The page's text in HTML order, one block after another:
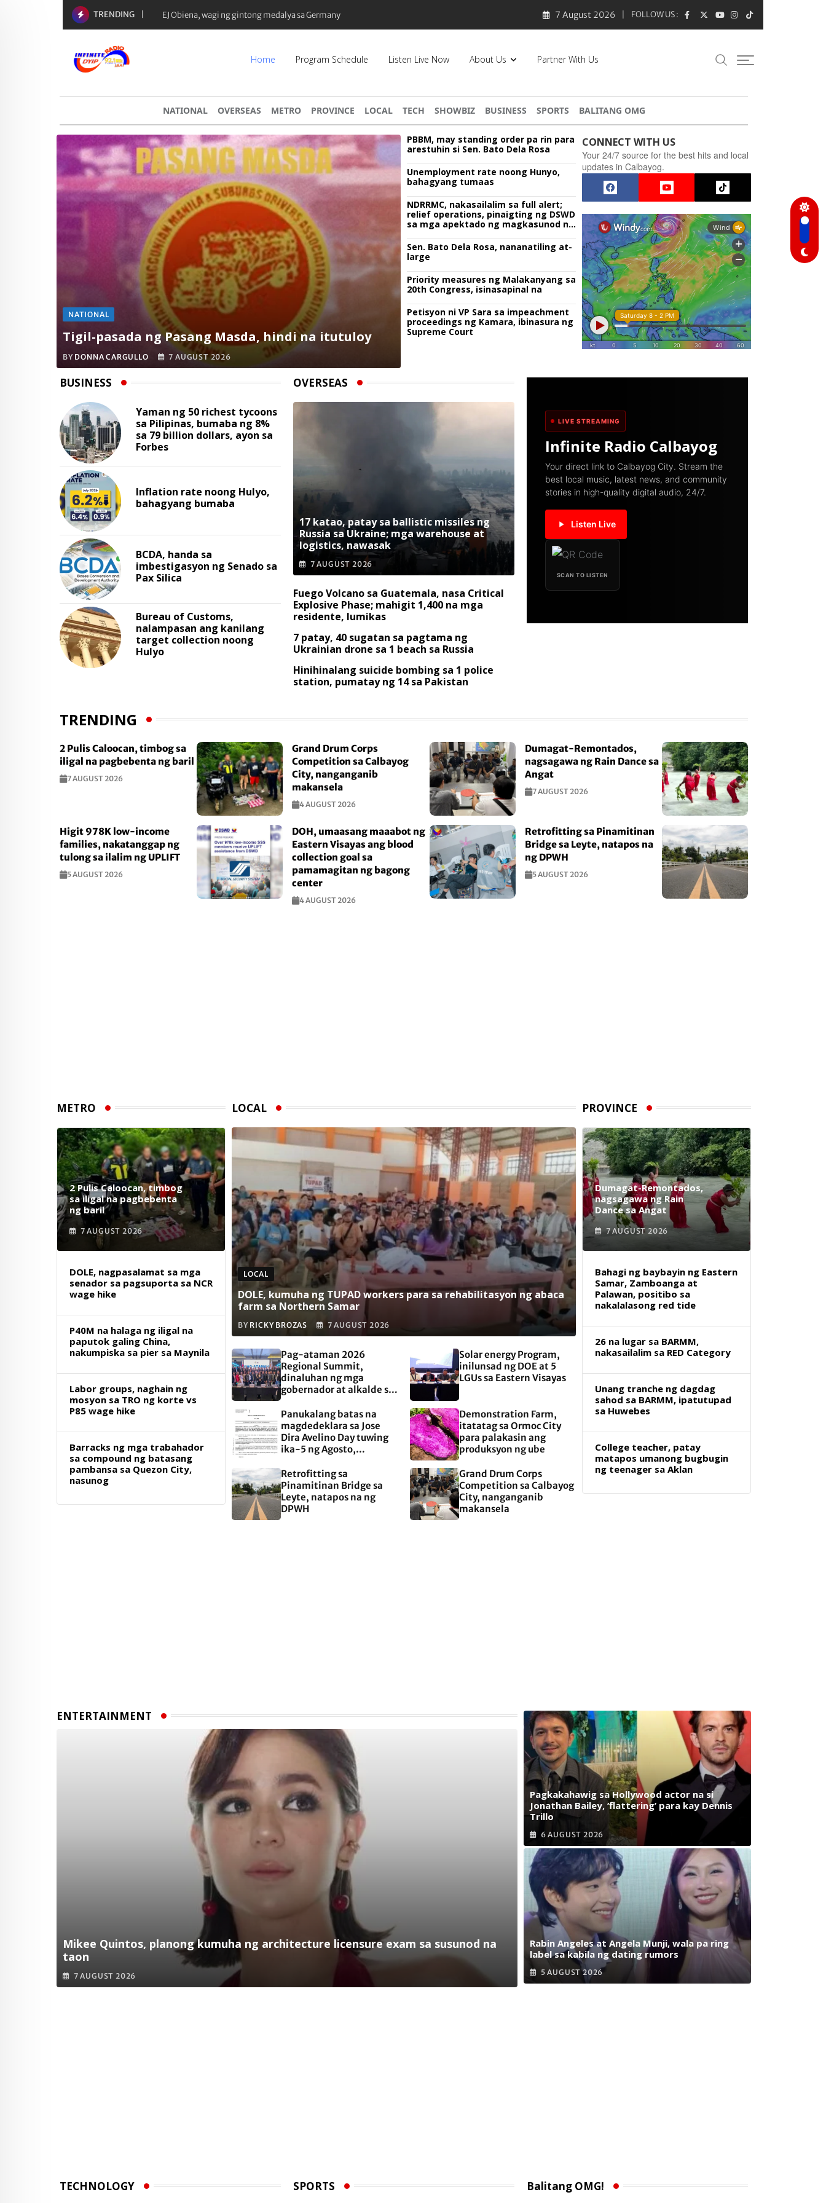
TRENDING Yaman ng 50 richest tycoons sa Pilipinas, bumaba ng 8% sa 79 billion dollars, ayon sa Forbes 7 August 2026 FOLLOW US :
Home Program Schedule Listen Live Now About Us Partner With Us
NATIONAL OVERSEAS METRO PROVINCE LOCAL TECH SHOWBIZ BUSINESS SPORTS BALITANG OMG
NATIONAL
Tigil-pasada ng Pasang Masda, hindi na itutuloy
BY DONNA CARGULLO 7 AUGUST 2026
PBBM, may standing order pa rin para
arestuhin si Sen. Bato Dela Rosa
Unemployment rate noong Hunyo,
bahagyang tumaas
NDRRMC, nakasailalim sa full alert;
relief operations, pinaigting ng DSWD
sa mga apektado ng magkasunod na
Sen. Bato Dela Rosa, nananatiling at-
large
Priority measures ng Malakanyang sa
20th Congress, isinasapinal na
Petisyon ni VP Sara sa impeachment
proceedings ng Kamara, ibinasura ng
Supreme Court
CONNECT WITH US
Your 24/7 source for the best hits and local
updates in Calbayog.
BUSINESS
Yaman ng 50 richest tycoons
sa Pilipinas, bumaba ng 8%
sa 79 billion dollars, ayon sa
Forbes
Inflation rate noong Hulyo,
bahagyang bumaba
BCDA, handa sa
imbestigasyon ng Senado sa
Pax Silica
Bureau of Customs,
nalampasan ang kanilang
target collection noong
Hulyo
OVERSEAS
17 katao, patay sa ballistic missiles ng
Russia sa Ukraine; mga warehouse at
logistics, nawasak
7 AUGUST 2026
Fuego Volcano sa Guatemala, nasa Critical
Explosive Phase; mahigit 1,400 na mga
residente, lumikas
7 patay, 40 sugatan sa pagtama ng
Ukrainian drone sa 1 beach sa Russia
Hinihinalang suicide bombing sa 1 police
station, pumatay ng 14 sa Pakistan
LIVE STREAMING
Infinite Radio Calbayog
Your direct link to Calbayog City. Stream the
best local music, latest news, and community
stories in high-quality digital audio, 24/7.
Listen Live
SCAN TO LISTEN
TRENDING
2 Pulis Caloocan, timbog sa
iligal na pagbebenta ng baril
7 AUGUST 2026
Grand Drum Corps
Competition sa Calbayog
City, nanganganib
makansela
4 AUGUST 2026
Dumagat-Remontados,
nagsagawa ng Rain Dance sa
Angat
7 AUGUST 2026
Higit 978K low-income
families, nakatanggap ng
tulong sa ilalim ng UPLIFT
5 AUGUST 2026
DOH, umaasang maaabot ng
Eastern Visayas ang blood
collection goal sa
pamamagitan ng bagong
center
4 AUGUST 2026
Retrofitting sa Pinamitinan
Bridge sa Leyte, natapos na
ng DPWH
5 AUGUST 2026
METRO
2 Pulis Caloocan, timbog
sa iligal na pagbebenta
ng baril
7 AUGUST 2026
DOLE, nagpasalamat sa mga
senador sa pagsuporta sa NCR
wage hike
P40M na halaga ng iligal na
paputok galing China,
nakumpiska sa pier sa Maynila
Labor groups, naghain ng
mosyon sa TRO ng korte vs
P85 wage hike
Barracks ng mga trabahador
sa compound ng batasang
pambansa sa Quezon City,
nasunog
LOCAL
LOCAL
DOLE, kumuha ng TUPAD workers para sa rehabilitasyon ng abaca
farm sa Northern Samar
BY RICKY BROZAS 7 AUGUST 2026
Pag-ataman 2026
Regional Summit,
dinaluhan ng mga
gobernador at alkalde sa
Solar energy Program,
inilunsad ng DOE at 5
LGUs sa Eastern Visayas
Panukalang batas na
magdedeklara sa Jose
Dira Avelino Day tuwing
ika-5 ng Agosto,
Demonstration Farm,
itatatag sa Ormoc City
para palakasin ang
produksyon ng ube
Retrofitting sa
Pinamitinan Bridge sa
Leyte, natapos na ng
DPWH
Grand Drum Corps
Competition sa Calbayog
City, nanganganib
makansela
PROVINCE
Dumagat-Remontados,
nagsagawa ng Rain
Dance sa Angat
7 AUGUST 2026
Bahagi ng baybayin ng Eastern
Samar, Zamboanga at
Palawan, positibo sa
nakalalasong red tide
26 na lugar sa BARMM,
nakasailalim sa RED Category
Unang tranche ng dagdag
sahod sa BARMM, ipatutupad
sa Huwebes
College teacher, patay
matapos umanong bugbugin
ng teenager sa Aklan
ENTERTAINMENT
Mikee Quintos, planong kumuha ng architecture licensure exam sa susunod na
taon
7 AUGUST 2026
Pagkakahawig sa Hollywood actor na si
Jonathan Bailey, ‘flattering’ para kay Dennis
Trillo
6 AUGUST 2026
Rabin Angeles at Angela Munji, wala pa ring
label sa kabila ng dating rumors
5 AUGUST 2026
TECHNOLOGY SPORTS Balitang OMG!